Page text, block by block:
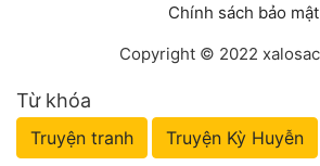
Chính sách bảo mật
Copyright © 2022
Từ khóa
Truyện tranh Truyện Kỳ Huyễn